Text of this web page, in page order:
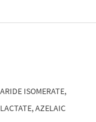
ISOMERATE,
AZELAIC